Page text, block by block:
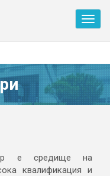
е средище на
квалификация и